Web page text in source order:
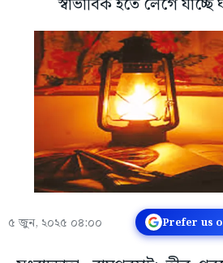
৫ জুন, ২০২৫ ০৪:০০ Prefer us